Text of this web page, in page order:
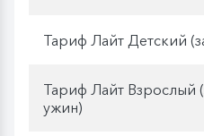
Тариф Лайт Детский
Тариф Лайт Взрослый
ужин)